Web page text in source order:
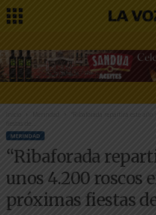
Inicio
“Ribaforada repartirá este
MERINDAD
“Ribaforada
unos 4.200 roscos
próximas fiestas